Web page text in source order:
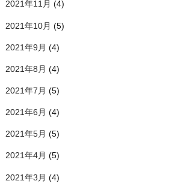
2021年11月 (4)
2021年10月 (5)
2021年9月 (4)
2021年8月 (4)
2021年7月 (5)
2021年6月 (4)
2021年5月 (5)
2021年4月 (5)
2021年3月 (4)